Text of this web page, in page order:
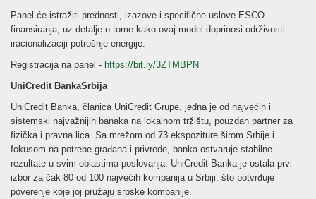
Panel će istražiti prednosti, izazove i specifične uslove ESCO
finansiranja, uz detalje o tome kako ovaj model doprinosi održivosti
iracionalizaciji potrošnje energije.
Registracija na panel - https://bit.ly/3ZTMBPN
UniCredit BankaSrbija
UniCredit Banka, članica UniCredit Grupe, jedna je od najvećih i
sistemski najvažnijih banaka na lokalnom tržištu, pouzdan partner za
fizička i pravna lica. Sa mrežom od 73 ekspoziture širom Srbije i
fokusom na potrebe građana i privrede, banka ostvaruje stabilne
rezultate u svim oblastima poslovanja. UniCredit Banka je ostala prvi
izbor za čak 80 od 100 najvećih kompanija u Srbiji, što potvrđuje
poverenje koje joj pružaju srpske kompanije.